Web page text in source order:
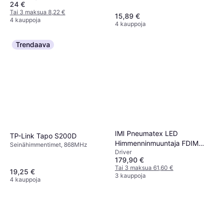
24 €
Tai 3 maksua 8,22 €
4 kauppoja
15,89 €
4 kauppoja
Trendaava
TP-Link Tapo S200D
Seinähimmentimet, 868MHz
19,25 €
4 kauppoja
IMI Pneumatex LED
Himmenninmuuntaja FDIM
DALI PUSH 24V 100W
Driver
179,90 €
Tai 3 maksua 61,60 €
3 kauppoja